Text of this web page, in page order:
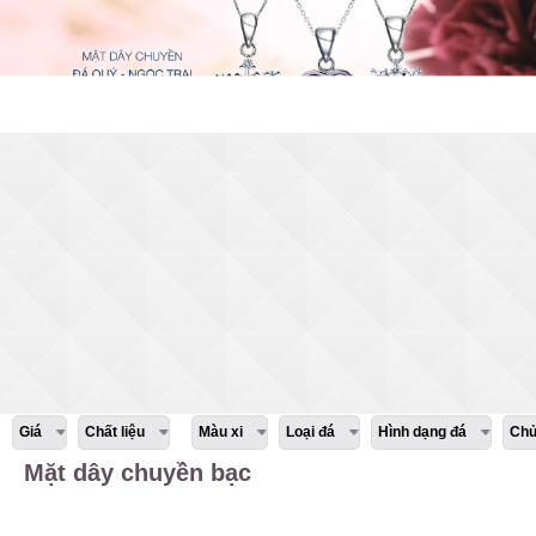
Giá Chất liệu Màu xi Loại đá Hình dạng đá
Mặt dây chuyền bạc